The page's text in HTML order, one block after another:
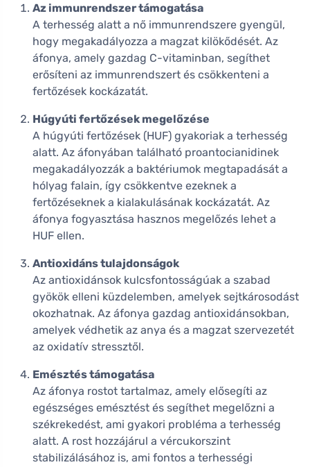
Az immunrendszer támogatása
A terhesség alatt a nő immunrendszere gyengül,
hogy megakadályozza a magzat kilökődését. Az
áfonya, amely gazdag C-vitaminban, segíthet
erősíteni az immunrendszert és csökkenteni a
fertőzések kockázatát.
Húgyúti fertőzések megelőzése
A húgyúti fertőzések (HUF) gyakoriak a terhesség
alatt. Az áfonyában található proantocianidinek
megakadályozzák a baktériumok megtapadását a
hólyag falain, így csökkentve ezeknek a
fertőzéseknek a kialakulásának kockázatát. Az
áfonya fogyasztása hasznos megelőzés lehet a
HUF ellen.
Antioxidáns tulajdonságok
Az antioxidánsok kulcsfontosságúak a szabad
gyökök elleni küzdelemben, amelyek sejtkárosodást
okozhatnak. Az áfonya gazdag antioxidánsokban,
amelyek védhetik az anya és a magzat szervezetét
az oxidatív stressztől.
Emésztés támogatása
Az áfonya rostot tartalmaz, amely elősegíti az
egészséges emésztést és segíthet megelőzni a
székrekedést, ami gyakori probléma a terhesség
alatt. A rost hozzájárul a vércukorszint
stabilizálásához is, ami fontos a terhességi